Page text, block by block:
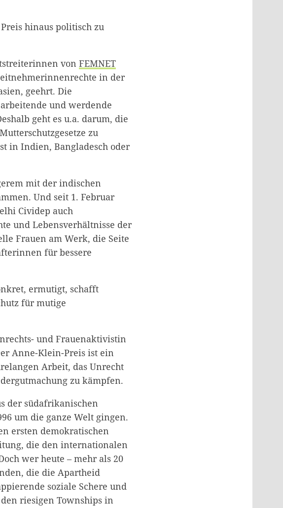
hinaus politisch zu
von FEMNET
in der
geehrt. Die
und werdende
geht es u.a. darum, die
zu
in Indien, Bangladesch oder
mit der indischen
Und seit 1. Februar
Cividep auch
und Lebensverhältnisse der
Frauen am Werk, die Seite
für bessere
ermutigt, schafft
für mutige
und Frauenaktivistin
Anne-Klein-Preis ist ein
Arbeit, das Unrecht
zu kämpfen.
der südafrikanischen
um die ganze Welt gingen.
ersten demokratischen
die den internationalen
wer heute – mehr als 20
die die Apartheid
soziale Schere und
riesigen Townships in